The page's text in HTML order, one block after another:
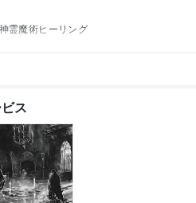
神霊魔術ヒーリング
ス